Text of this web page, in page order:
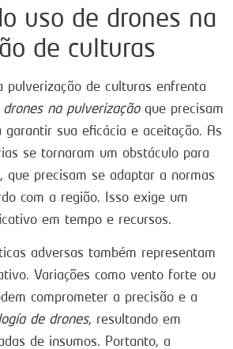
uso de drones na
de culturas
pulverização de culturas enfrenta
na pulverizaçãoque precisam
garantir sua eficácia e aceitação. As
se tornaram um obstáculo para
que precisam se adaptar a normas
com a região. Isso exige um
em tempo e recursos.
adversas também representam
Variações como vento forte ou
comprometer a precisão e a
de drones, resultando em
de insumos. Portanto, a